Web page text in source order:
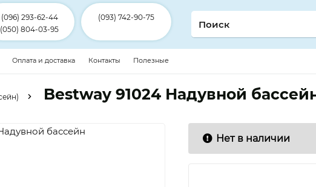
(096) 293-62-44
(050) 804-03-95
(093) 742-90-75
Оплата и доставка Контакты
Полезные
Bestway 91024 Надувной
Нет в наличии